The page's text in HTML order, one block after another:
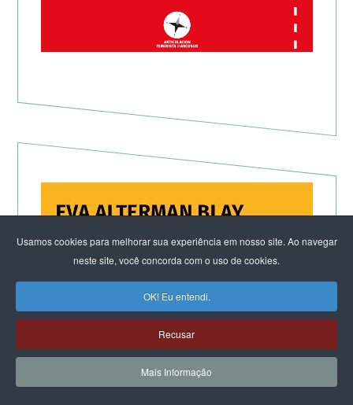
Usamos cookies para melhorar sua experiência em nosso site. Ao navegar
neste site, você concorda com o uso de cookies.
OK! Eu entendi.
Recusar
Mais Informação